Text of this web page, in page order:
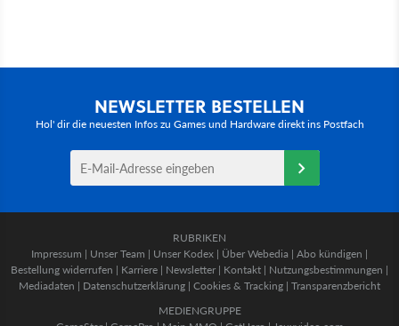
NEWSLETTER BESTELLEN
Hol' dir die neuesten Infos zu Games und Hardware direkt ins Postfach
RUBRIKEN
Impressum | Unser Team | Unser Kodex | Über Webedia | Abo kündigen |
Bestellung widerrufen | Karriere | Newsletter | Kontakt | Nutzungsbestimmungen |
Mediadaten | Datenschutzerklärung | Cookies & Tracking | Transparenzbericht
MEDIENGRUPPE